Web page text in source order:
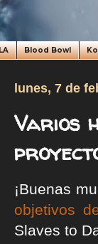
Blood Bowl
lunes, 7 de
Varios
¡Buenas
objetivos
Slaves to